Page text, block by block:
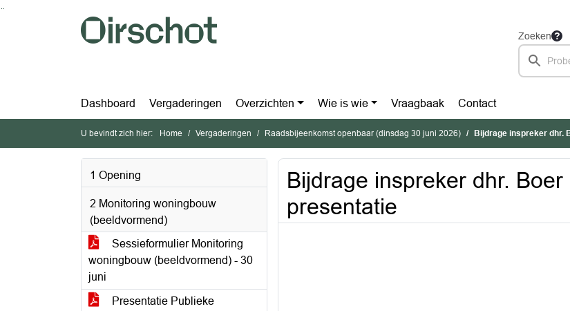
Ga naar de inhoud van deze pagina
Ga naar het zoeken
Ga naar het menu
Zoeken
Dashboard Vergaderingen Overzichten Wie is wie Vraagbaak Contact
U bevindt zich hier: Home Vergaderingen Raadsbijeenkomst openbaar (dinsdag 30 juni 2026) Bijdrage inspreker dhr.
1 Opening
2 Monitoring woningbouw
(beeldvormend)
Sessieformulier Monitoring
woningbouw (beeldvormend) - 30
juni
Presentatie Publieke
Bijdrage inspreker dhr.
presentatie